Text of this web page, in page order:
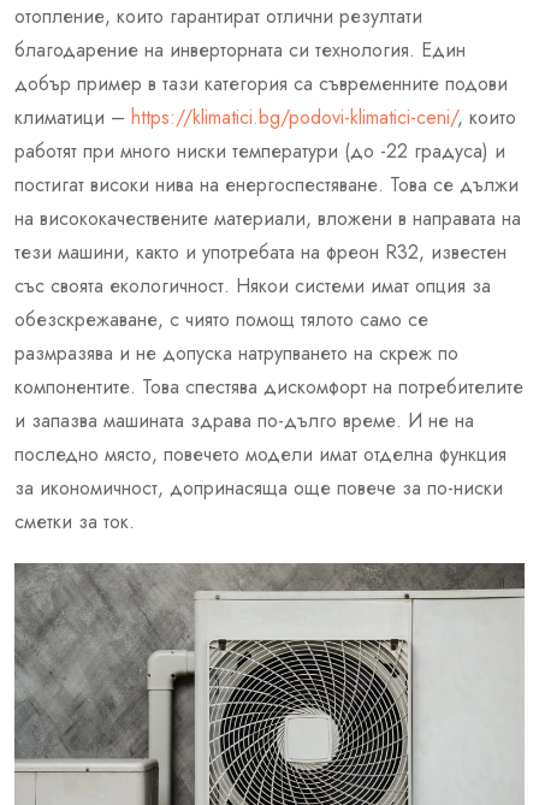
отопление, които гарантират отлични резултати
благодарение на инверторната си технология. Един
добър пример в тази категория са съвременните подови
климатици – https://klimatici.bg/podovi-klimatici-ceni/, които
работят при много ниски температури (до -22 градуса) и
постигат високи нива на енергоспестяване. Това се дължи
на висококачествените материали, вложени в направата на
тези машини, както и употребата на фреон R32, известен
със своята екологичност. Някои системи имат опция за
обезскрежаване, с чиято помощ тялото само се
размразява и не допуска натрупването на скреж по
компонентите. Това спестява дискомфорт на потребителите
и запазва машината здрава по-дълго време. И не на
последно място, повечето модели имат отделна функция
за икономичност, допринасяща още повече за по-ниски
сметки за ток.